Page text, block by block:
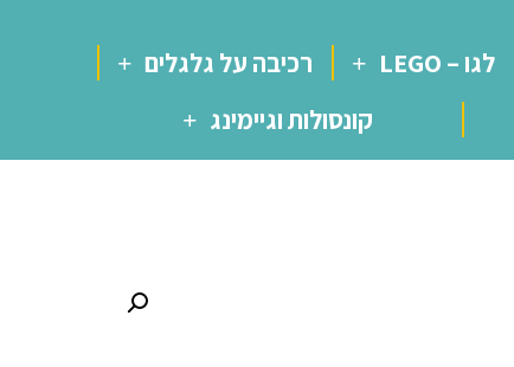
לגו – LEGO
רכיבה על גלגלים
קונסולות וגיימינג